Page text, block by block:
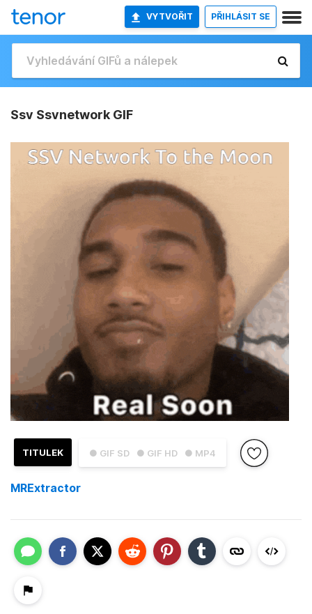
VYTVOŘIT PŘIHLÁSIT SE
Ssv Ssvnetwork GIF
● GIF SD ● GIF HD ● MP4
TITULEK
MRExtractor